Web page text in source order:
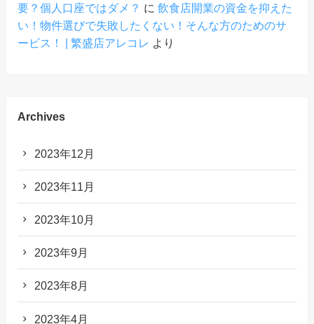
要？個人口座ではダメ？ に 飲食店開業の資金を抑えた
い！物件選びで失敗したくない！そんな方のためのサ
ービス！ | 繁盛店アレコレ より
Archives
2023年12月
2023年11月
2023年10月
2023年9月
2023年8月
2023年4月